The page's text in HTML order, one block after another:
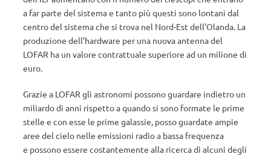
a far parte del sistema e tanto più questi sono lontani dal
centro del sistema che si trova nel Nord-Est dell’Olanda. La
produzione dell’hardware per una nuova antenna del
LOFAR ha un valore contrattuale superiore ad un milione di
euro.
Grazie a LOFAR gli astronomi possono guardare indietro un
miliardo di anni rispetto a quando si sono formate le prime
stelle e con esse le prime galassie, posso guardate ampie
aree del cielo nelle emissioni radio a bassa frequenza
e possono essere costantemente alla ricerca di alcuni degli